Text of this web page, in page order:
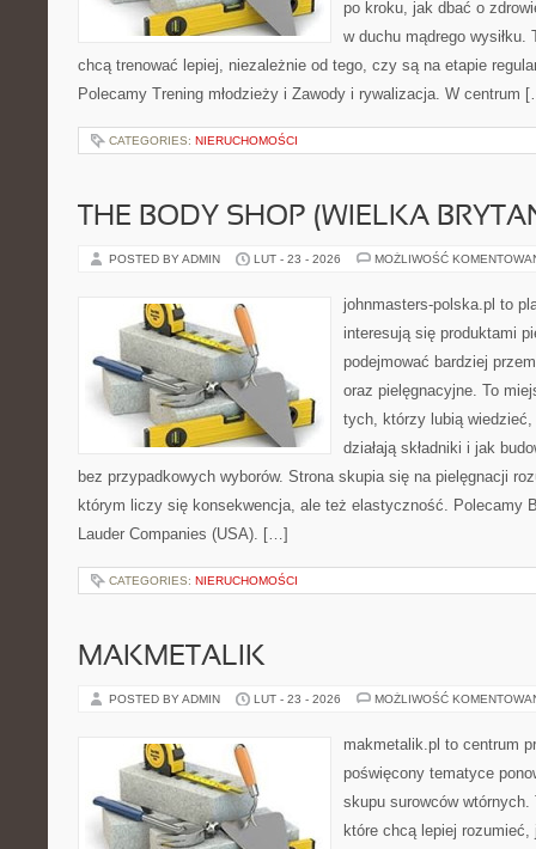
po kroku, jak dbać o
w duchu mądrego
chcą trenować lepiej, niezależnie od tego, czy są na etapie
Polecamy Trening młodzieży i Zawody i rywalizacja. W centrum
CATEGORIES: NIERUCHOMOŚCI
THE BODY SHOP (WIELKA
POSTED BY ADMIN LUT - 23 - 2026 MOŻLIWOŚĆ
johnmasters-polska.pl to
interesują się produktami
podejmować bardziej
oraz pielęgnacyjne. To
tych, którzy lubią wiedzieć,
działają składniki i jak
bez przypadkowych wyborów. Strona skupia się na pielęgnacji
którym liczy się konsekwencja, ale też elastyczność. Polecamy
Lauder Companies (USA). […]
CATEGORIES: NIERUCHOMOŚCI
MAKMETALIK
POSTED BY ADMIN LUT - 23 - 2026 MOŻLIWOŚĆ
makmetalik.pl to centrum
poświęcony tematyce
skupu surowców
które chcą lepiej